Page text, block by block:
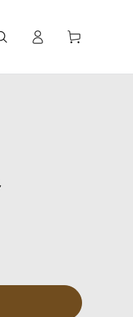
ConnexionPanier